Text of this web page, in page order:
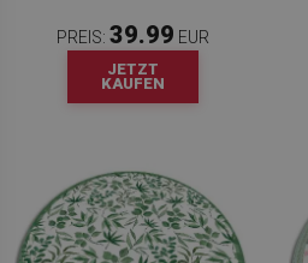
PREIS: 39.99 EUR
JETZT
KAUFEN